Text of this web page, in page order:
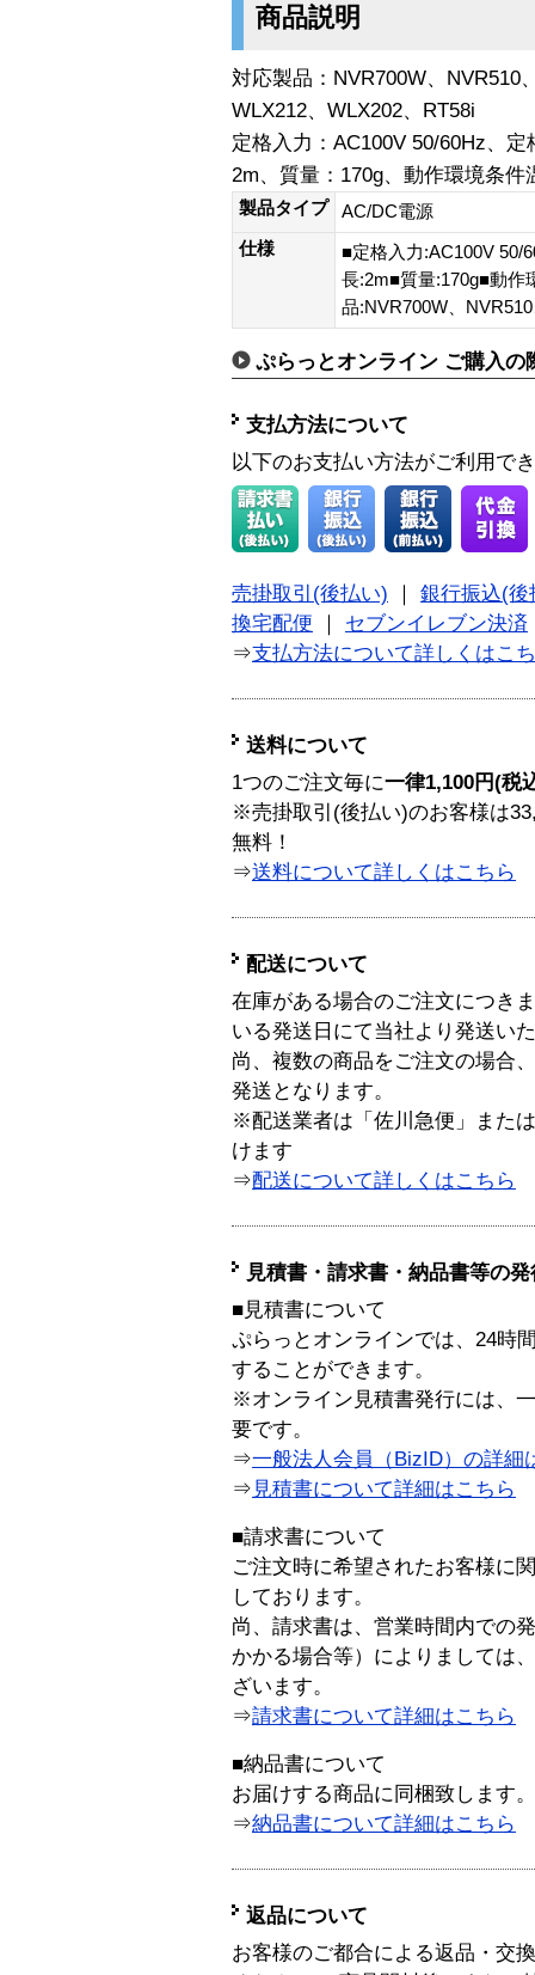
商品説明
対応製品：NVR700W、NVR510
WLX212、WLX202、RT58i
定格入力：AC100V 50/60Hz、
2m、質量：170g、動作環境条
製品タイプ
AC/DC電源
仕様
■定格入力:AC100V 50/
長:2m■質量:170g■動
品:NVR700W、
ぷらっとオンライン ご購入の
支払方法について
以下のお支払い方法がご利用で
売掛取引(後払い)
銀行振込(後
換宅配便
セブンイレブン決済
⇒支払方法について詳しくはこ
送料について
1つのご注文毎に一律1,100円(税
※売掛取引(後払い)のお客様は
無料！
⇒送料について詳しくはこちら
配送について
在庫がある場合のご注文につき
いる発送日にて当社より発送い
尚、複数の商品をご注文の場合
発送となります。
※配送業者は「佐川急便」また
けます
⇒配送について詳しくはこちら
見積書・請求書・納品書等の
■見積書について
ぷらっとオンラインでは、24時
することができます。
※オンライン見積書発行には、
要です。
⇒一般法人会員（BizID）の詳細
⇒ 見積書について詳細はこちら
■請求書について
ご注文時に希望されたお客様に
しております。
尚、請求書は、営業時間内での
かかる場合等）によりましては
ざいます。
⇒請求書について詳細はこちら
■納品書について
お届けする商品に同梱致します。
⇒納品書について詳細はこちら
返品について
お客様のご都合による返品・交